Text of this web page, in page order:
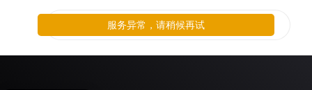
服务异常，请稍候再试